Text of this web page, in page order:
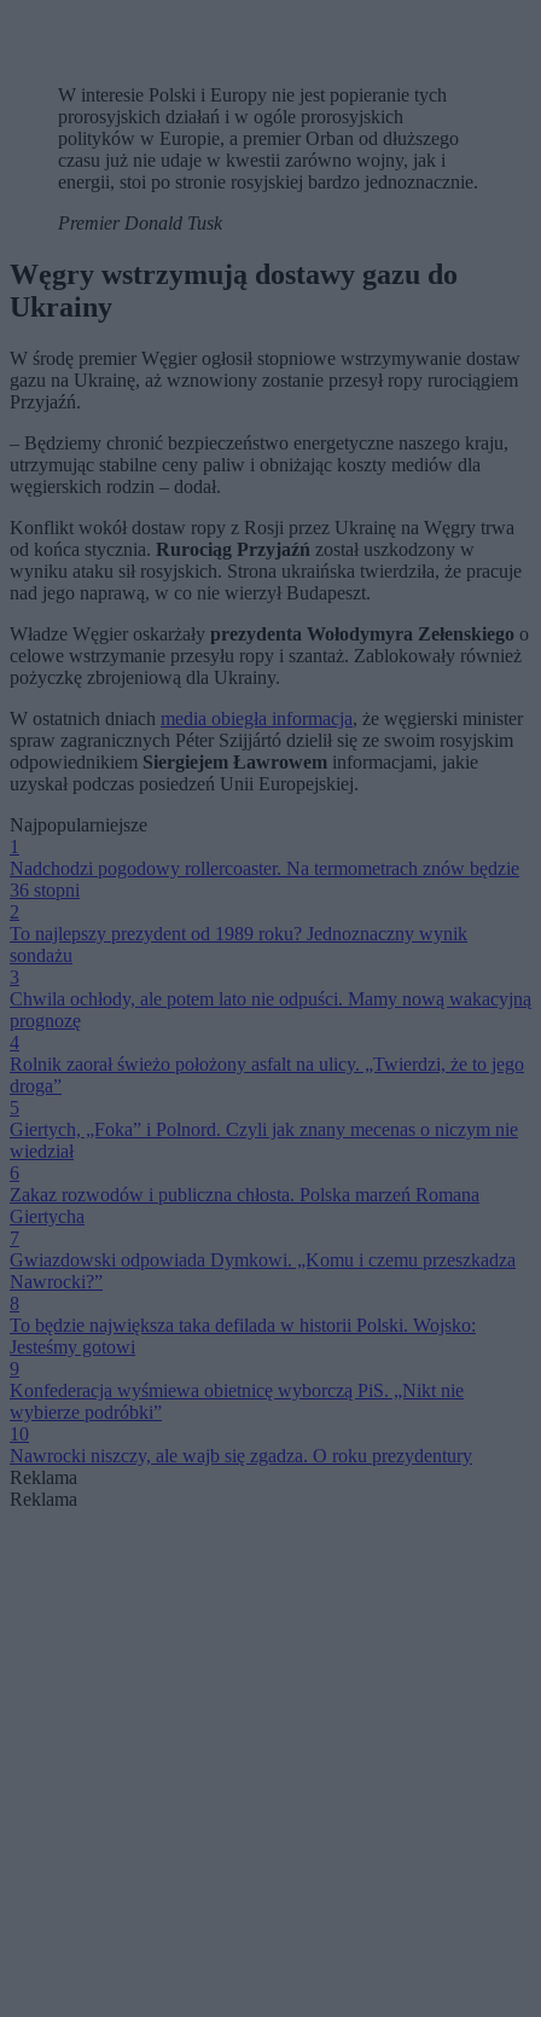
W interesie Polski i Europy nie jest popieranie tych
prorosyjskich działań i w ogóle prorosyjskich
polityków w Europie, a premier Orban od dłuższego
czasu już nie udaje w kwestii zarówno wojny, jak i
energii, stoi po stronie rosyjskiej bardzo jednoznacznie.
Premier Donald Tusk
Węgry wstrzymują dostawy gazu do
Ukrainy
W środę premier Węgier ogłosił stopniowe wstrzymywanie dostaw
gazu na Ukrainę, aż wznowiony zostanie przesył ropy rurociągiem
Przyjaźń.
– Będziemy chronić bezpieczeństwo energetyczne naszego kraju,
utrzymując stabilne ceny paliw i obniżając koszty mediów dla
węgierskich rodzin – dodał.
Konflikt wokół dostaw ropy z Rosji przez Ukrainę na Węgry trwa
od końca stycznia. Rurociąg Przyjaźń został uszkodzony w
wyniku ataku sił rosyjskich. Strona ukraińska twierdziła, że pracuje
nad jego naprawą, w co nie wierzył Budapeszt.
Władze Węgier oskarżały prezydenta Wołodymyra Zełenskiego o
celowe wstrzymanie przesyłu ropy i szantaż. Zablokowały również
pożyczkę zbrojeniową dla Ukrainy.
W ostatnich dniach media obiegła informacja, że węgierski minister
spraw zagranicznych Péter Szijjártó dzielił się ze swoim rosyjskim
odpowiednikiem Siergiejem Ławrowem informacjami, jakie
uzyskał podczas posiedzeń Unii Europejskiej.
Najpopularniejsze
1
Nadchodzi pogodowy rollercoaster. Na termometrach znów będzie
36 stopni
2
To najlepszy prezydent od 1989 roku? Jednoznaczny wynik
sondażu
3
Chwila ochłody, ale potem lato nie odpuści. Mamy nową wakacyjną
prognozę
4
Rolnik zaorał świeżo położony asfalt na ulicy. „Twierdzi, że to jego
droga”
5
Giertych, „Foka” i Polnord. Czyli jak znany mecenas o niczym nie
wiedział
6
Zakaz rozwodów i publiczna chłosta. Polska marzeń Romana
Giertycha
7
Gwiazdowski odpowiada Dymkowi. „Komu i czemu przeszkadza
Nawrocki?”
8
To będzie największa taka defilada w historii Polski. Wojsko:
Jesteśmy gotowi
9
Konfederacja wyśmiewa obietnicę wyborczą PiS. „Nikt nie
wybierze podróbki”
10
Nawrocki niszczy, ale wajb się zgadza. O roku prezydentury
Reklama
Reklama